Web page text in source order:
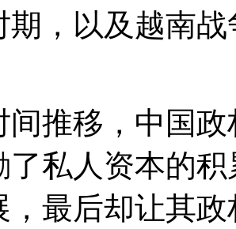
期，以及越南
间推移，中国
了私人资本的
，最后却让其